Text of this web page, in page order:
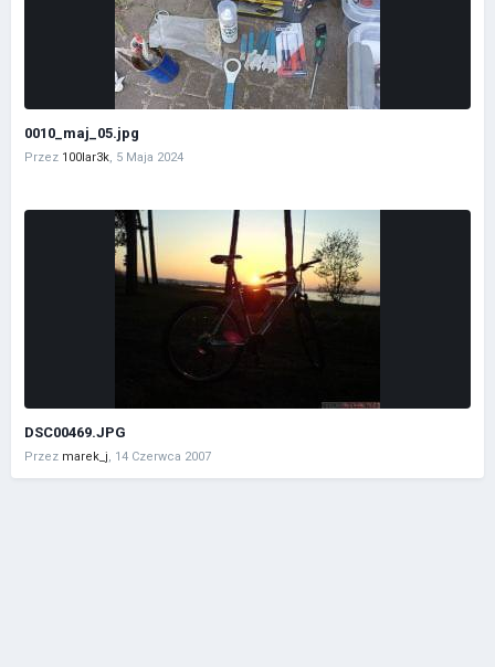
0010_maj_05.jpg
Przez 100lar3k, 5 Maja 2024
DSC00469.JPG
Przez marek_j 14 Czerwca 2007